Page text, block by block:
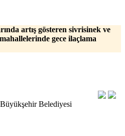
artış gösteren sivrisinek ve
gece ilaçlama
Belediyesi